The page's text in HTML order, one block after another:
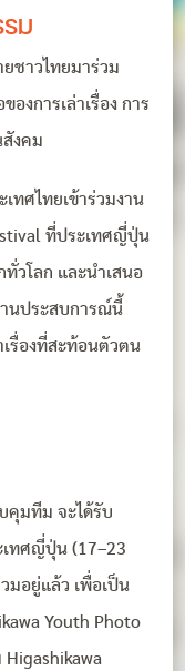
ม
ชาวไทยมาร่วม
องการเล่าเรื่อง การ
งคม
ทศไทยเข้าร่วมงาน
ที่ประเทศญี่ปุ่น
ทั่วโลก และนำเสนอ
นประสบการณ์นี้
เรื่องที่สะท้อนตัวตน
คุมทีม จะได้รับ
เทศญี่ปุ่น (17–23
มอยู่แล้ว เพื่อเป็น
Youth Photo